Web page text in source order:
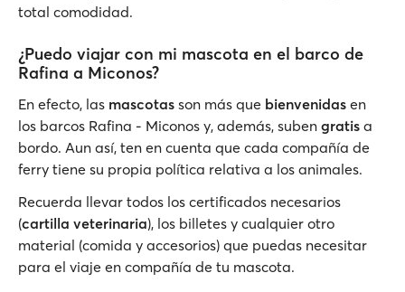
total comodidad.
¿Puedo viajar con mi mascota en el barco de
Rafina a Miconos?
En efecto, las mascotas son más que bienvenidas en
los barcos Rafina - Miconos y, además, suben gratis a
bordo. Aun así, ten en cuenta que cada compañía de
ferry tiene su propia política relativa a los animales.
Recuerda llevar todos los certificados necesarios
(cartilla veterinaria), los billetes y cualquier otro
material (comida y accesorios) que puedas necesitar
para el viaje en compañía de tu mascota.